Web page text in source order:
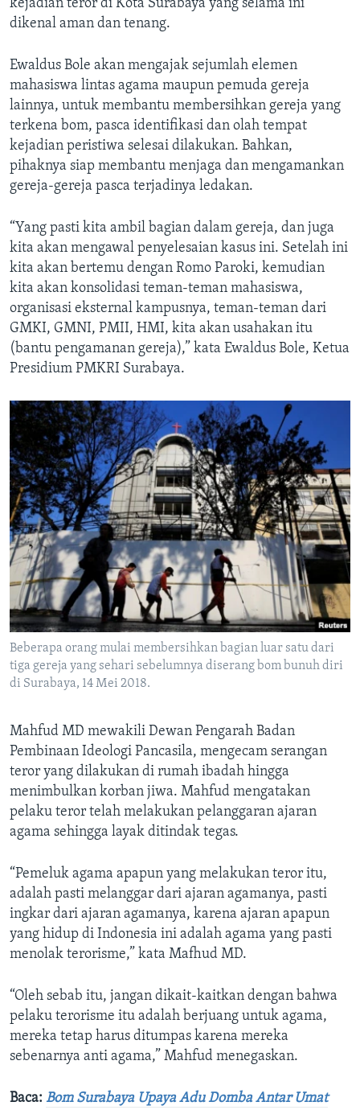
kejadian teror di Kota Surabaya yang selama ini
dikenal aman dan tenang.
Ewaldus Bole akan mengajak sejumlah elemen
mahasiswa lintas agama maupun pemuda gereja
lainnya, untuk membantu membersihkan gereja yang
terkena bom, pasca identifikasi dan olah tempat
kejadian peristiwa selesai dilakukan. Bahkan,
pihaknya siap membantu menjaga dan mengamankan
gereja-gereja pasca terjadinya ledakan.
“Yang pasti kita ambil bagian dalam gereja, dan juga
kita akan mengawal penyelesaian kasus ini. Setelah ini
kita akan bertemu dengan Romo Paroki, kemudian
kita akan konsolidasi teman-teman mahasiswa,
organisasi eksternal kampusnya, teman-teman dari
GMKI, GMNI, PMII, HMI, kita akan usahakan itu
(bantu pengamanan gereja),” kata Ewaldus Bole, Ketua
Presidium PMKRI Surabaya.
Beberapa orang mulai membersihkan bagian luar satu dari
tiga gereja yang sehari sebelumnya diserang bom bunuh diri
di Surabaya, 14 Mei 2018.
Mahfud MD mewakili Dewan Pengarah Badan
Pembinaan Ideologi Pancasila, mengecam serangan
teror yang dilakukan di rumah ibadah hingga
menimbulkan korban jiwa. Mahfud mengatakan
pelaku teror telah melakukan pelanggaran ajaran
agama sehingga layak ditindak tegas.
“Pemeluk agama apapun yang melakukan teror itu,
adalah pasti melanggar dari ajaran agamanya, pasti
ingkar dari ajaran agamanya, karena ajaran apapun
yang hidup di Indonesia ini adalah agama yang pasti
menolak terorisme,” kata Mafhud MD.
“Oleh sebab itu, jangan dikait-kaitkan dengan bahwa
pelaku terorisme itu adalah berjuang untuk agama,
mereka tetap harus ditumpas karena mereka
sebenarnya anti agama,” Mahfud menegaskan.
Baca: Bom Surabaya Upaya Adu Domba Antar Umat